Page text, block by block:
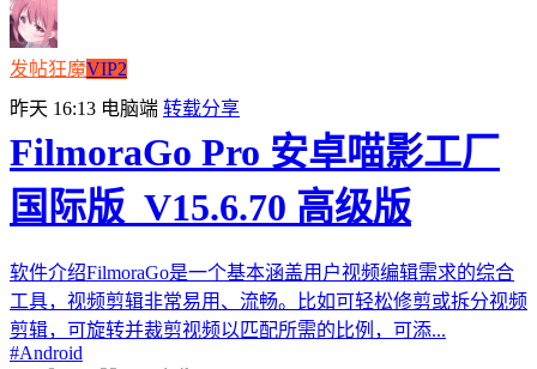
发帖狂魔VIP2
昨天 16:13 电脑端 转载分享
FilmoraGo Pro 安卓喵影工厂
国际版_V15.6.70 高级版
软件介绍FilmoraGo是一个基本涵盖用户视频编辑需求的综合
工具，视频剪辑非常易用、流畅。比如可轻松修剪或拆分视频
剪辑，可旋转并裁剪视频以匹配所需的比例，可添...
#Android